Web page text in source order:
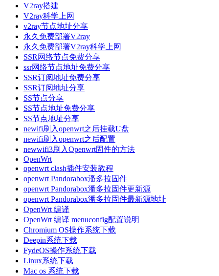
V2ray搭建
V2ray科学上网
v2ray节点地址分享
永久免费部署V2ray
永久免费部署V2ray科学上网
SSR网络节点免费分享
ssr网络节点地址免费分享
SSR订阅地址免费分享
SSR订阅地址分享
SS节点分享
SS节点地址免费分享
SS节点地址分享
newifi刷入openwrt之后挂载U盘
newifi刷入openwrt之后配置
newwifi3刷入Openwrt固件的方法
OpenWrt
openwrt clash插件安装教程
openwrt Pandorabox潘多拉固件
openwrt Pandorabox潘多拉固件更新源
openwrt Pandorabox潘多拉固件最新源地址
OpenWrt 编译
OpenWrt 编译 menuconfig配置说明
Chromium OS操作系统下载
Deepin系统下载
FydeOS操作系统下载
Linux系统下载
Mac os 系统下载